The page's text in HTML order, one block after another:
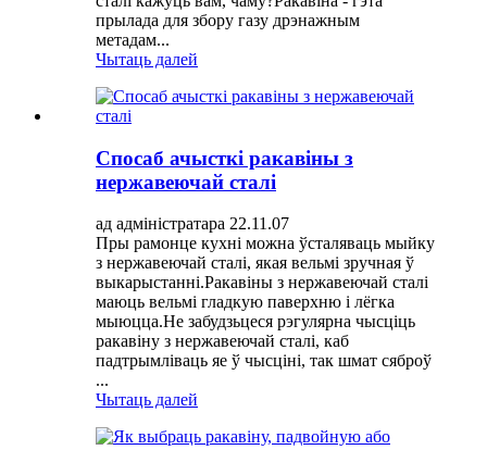
прылада для збору газу дрэнажным
метадам...
Чытаць далей
Спосаб ачысткі ракавіны з
нержавеючай сталі
ад адміністратара 22.11.07
Пры рамонце кухні можна ўсталяваць мыйку
з нержавеючай сталі, якая вельмі зручная ў
выкарыстанні.Ракавіны з нержавеючай сталі
маюць вельмі гладкую паверхню і лёгка
мыюцца.Не забудзьцеся рэгулярна чысціць
ракавіну з нержавеючай сталі, каб
падтрымліваць яе ў чысціні, так шмат сяброў
...
Чытаць далей